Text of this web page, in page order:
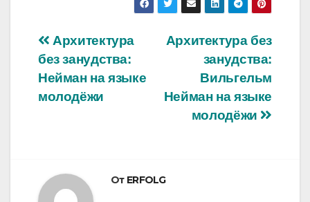
Навигация
по
записям
Архитектура без
занудства:
Вильгельм
Нейман на языке
молодёжи
Архитектура
без занудства:
Нейман на языке
молодёжи
От ERFOLG